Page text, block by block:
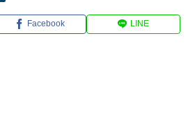
Facebook LINE